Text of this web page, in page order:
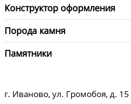
Конструктор оформления
Порода камня
Памятники
г. Иваново, ул. Громобоя, д. 15